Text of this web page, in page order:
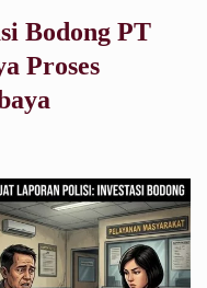
Bodong PT
Proses